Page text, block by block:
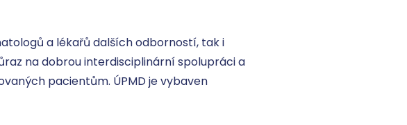
a lékařů dalších odborností, tak i
na dobrou interdisciplinární spolupráci a
pacientům. ÚPMD je vybaven